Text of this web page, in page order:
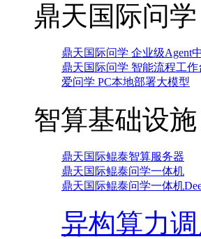
鼎天国际问学
鼎天国际问学 企业级Agent
鼎天国际问学 智能流程工作
爱问学 PC本地部署大模型
智算基础设施
鼎天国际鲲泰智算服务器
鼎天国际鲲泰问学一体机
鼎天国际鲲泰问学一体机
异构算力